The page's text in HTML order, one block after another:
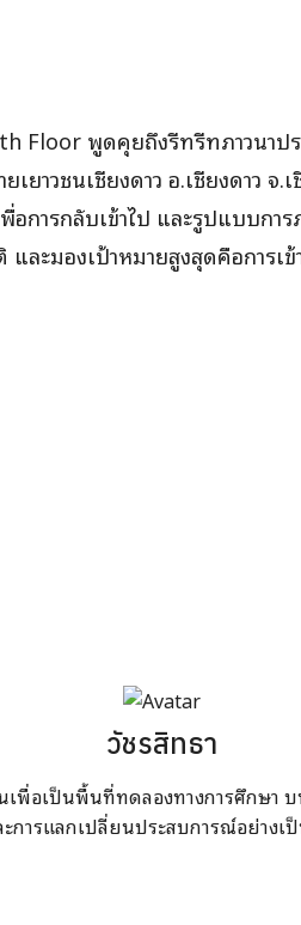
Floor พูดคุยถึงรีทรีทภาวนาป
เยาวชนเชียงดาว อ.เชียงดาว จ
อการกลับเข้าไป และรูปแบบกา
และมองเป้าหมายสูงสุดคือการเ
วัชรสิทธา
พื่อเป็นพื้นที่ทดลองทางการศึกษา
การแลกเปลี่ยนประสบการณ์อย่างเ